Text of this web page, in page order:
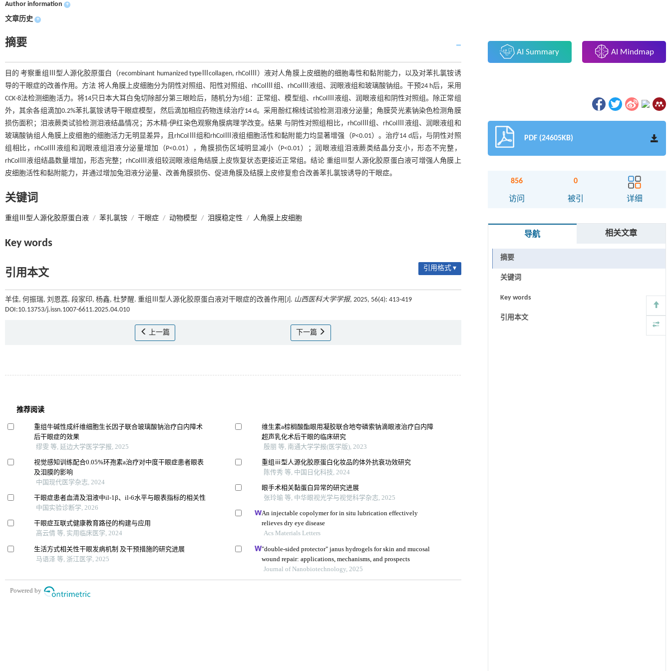
Author information +
文章历史 +
摘要
目的 考察重组Ⅲ型人源化胶原蛋白（recombinant humanized typeⅢcollagen, rhColⅢ）液对人角膜上皮细胞的细胞毒性和黏附能力，以及对苯扎氯铵诱
导的干眼症的改善作用。方法 将人角膜上皮细胞分为阴性对照组、阳性对照组、rhColⅢ组、rhColⅢ液组、润眼液组和玻璃酸钠组。干预24 h后，采用
CCK-8法检测细胞活力。将14只日本大耳白兔切除部分第三眼睑后，随机分为5组：正常组、模型组、rhColⅢ液组、润眼液组和阴性对照组。除正常组
外，其余各组滴加0.2%苯扎氯铵诱导干眼症模型，然后滴加相应药物连续治疗14 d。采用酚红棉线试验检测泪液分泌量；角膜荧光素钠染色检测角膜
损伤面积；泪液蕨类试验检测泪液结晶情况；苏木精-伊红染色观察角膜病理学改变。结果 与阴性对照组相比，rhColⅢ组、rhColⅢ液组、润眼液组和
玻璃酸钠组人角膜上皮细胞的细胞活力无明显差异，且rhColⅢ组和rhColⅢ液组细胞活性和黏附能力均显著增强（P<0.01）。治疗14 d后，与阴性对照
组相比，rhColⅢ液组和润眼液组泪液分泌量增加（P<0.01），角膜损伤区域明显减小（P<0.01）；润眼液组泪液蕨类结晶分支小，形态不完整，
rhColⅢ液组结晶数量增加，形态完整；rhColⅢ液组较润眼液组角结膜上皮恢复状态更接近正常组。结论 重组Ⅲ型人源化胶原蛋白液可增强人角膜上
皮细胞活性和黏附能力，并通过增加兔泪液分泌量、改善角膜损伤、促进角膜及结膜上皮修复愈合改善苯扎氯铵诱导的干眼症。
关键词
重组Ⅲ型人源化胶原蛋白液 / 苯扎氯铵 / 干眼症 / 动物模型 / 泪膜稳定性 / 人角膜上皮细胞
Key words
引用本文 引用格式 ▾
羊佳, 何振瑞, 刘恩荔, 段家印, 杨鑫, 杜梦醒. 重组Ⅲ型人源化胶原蛋白液对干眼症的改善作用[J]. 山西医科大学学报, 2025, 56(4): 413-419
DOI:10.13753/j.issn.1007-6611.2025.04.010
上一篇 下一篇
AI Summary AI Mindmap
PDF (24605KB)
856
访问
0
被引 详细
导航 相关文章
摘要
关键词
Key words
引用本文